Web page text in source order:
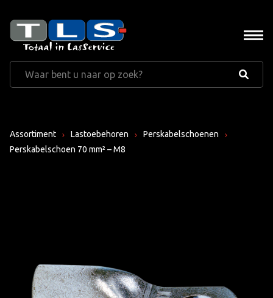
Assortiment Lastoebehoren
Perskabelschoenen
Perskabelschoen 70 mm² – M8